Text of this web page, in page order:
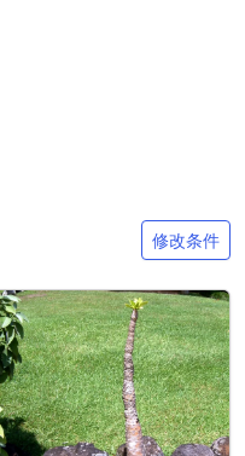
修改条件